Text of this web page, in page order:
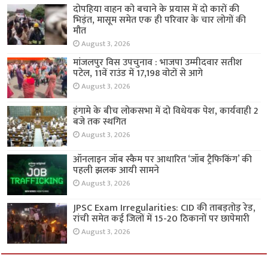
दोपहिया वाहन को बचाने के प्रयास में दो कारों की
भिड़ंत, मासूम समेत एक ही परिवार के चार लोगों की
मौत
August 3, 2026
मांजलपुर विस उपचुनाव : भाजपा उम्मीदवार सतीश
पटेल, 11वें राउंड में 17,198 वोटों से आगे
August 3, 2026
हंगामे के बीच लोकसभा में दो विधेयक पेश, कार्यवाही 2
बजे तक स्थगित
August 3, 2026
ऑनलाइन जॉब स्कैम पर आधारित ‘जॉब ट्रैफिकिंग’ की
पहली झलक आयी सामने
August 3, 2026
JPSC Exam Irregularities: CID की ताबड़तोड़ रेड,
रांची समेत कई जिलों में 15-20 ठिकानों पर छापेमारी
August 3, 2026